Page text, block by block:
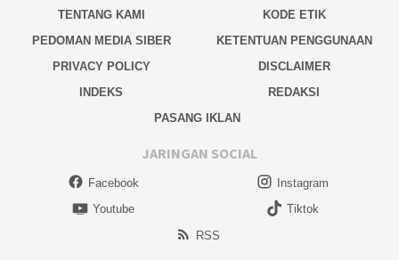
TENTANG KAMI
KODE ETIK
PEDOMAN MEDIA SIBER
KETENTUAN PENGGUNAAN
PRIVACY POLICY
DISCLAIMER
INDEKS
REDAKSI
PASANG IKLAN
JARINGAN SOCIAL
Facebook
Instagram
Youtube
Tiktok
RSS